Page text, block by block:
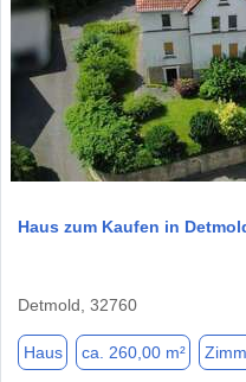
Haus zum Kaufen in
Detmold, 32760
Haus ca. 260,00 m²